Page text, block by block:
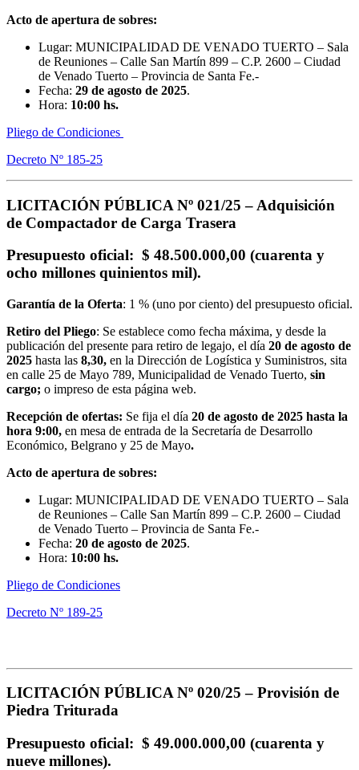
Acto de apertura de sobres:
Lugar: MUNICIPALIDAD DE VENADO TUERTO – Sala
de Reuniones – Calle San Martín 899 – C.P. 2600 – Ciudad
de Venado Tuerto – Provincia de Santa Fe.-
Fecha: 29 de agosto de 2025.
Hora: 10:00 hs.
Pliego de Condiciones
Decreto Nº 185-25
LICITACIÓN PÚBLICA Nº 021/25 – Adquisición
de Compactador de Carga Trasera
Presupuesto oficial: $ 48.500.000,00 (cuarenta y
ocho millones quinientos mil).
Garantía de la Oferta: 1 % (uno por ciento) del presupuesto oficial.
Retiro del Pliego: Se establece como fecha máxima, y desde la
publicación del presente para retiro de legajo, el día 20 de agosto de
2025 hasta las 8,30, en la Dirección de Logística y Suministros, sita
en calle 25 de Mayo 789, Municipalidad de Venado Tuerto, sin
cargo; o impreso de esta página web.
Recepción de ofertas: Se fija el día 20 de agosto de 2025 hasta la
hora 9:00, en mesa de entrada de la Secretaría de Desarrollo
Económico, Belgrano y 25 de Mayo.
Acto de apertura de sobres:
Lugar: MUNICIPALIDAD DE VENADO TUERTO – Sala
de Reuniones – Calle San Martín 899 – C.P. 2600 – Ciudad
de Venado Tuerto – Provincia de Santa Fe.-
Fecha: 20 de agosto de 2025.
Hora: 10:00 hs.
Pliego de Condiciones
Decreto Nº 189-25
LICITACIÓN PÚBLICA Nº 020/25 – Provisión de
Piedra Triturada
Presupuesto oficial: $ 49.000.000,00 (cuarenta y
nueve millones).